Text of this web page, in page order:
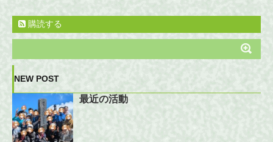
購読する
NEW POST
最近の活動